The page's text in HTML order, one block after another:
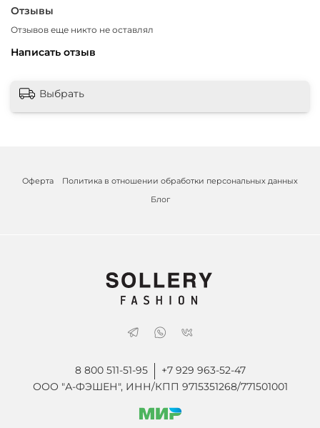
Отзывы
Отзывов еще никто не оставлял
Написать отзыв
Выбрать
Оферта
Политика в отношении обработки персональных данных
Блог
8 800 511-51-95
+7 929 963-52-47
ООО "А-ФЭШЕН", ИНН/КПП 9715351268/771501001